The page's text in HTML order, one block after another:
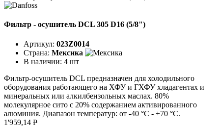
Фильтр - осушитель DCL 305 D16 (5/8")
Артикул: 023Z0014
Страна: Мексика
В наличии: 4 шт
Фильтр-осушитель DCL предназначен для холодильного
оборудования работающего на ХФУ и ГХФУ хладагентах и
минеральных или алкилбензольных маслах. 80%
молекулярное сито с 20% содержанием активированного
алюминия. Диапазон температур: от -40 °C - +70 °C.
1'959,14 P